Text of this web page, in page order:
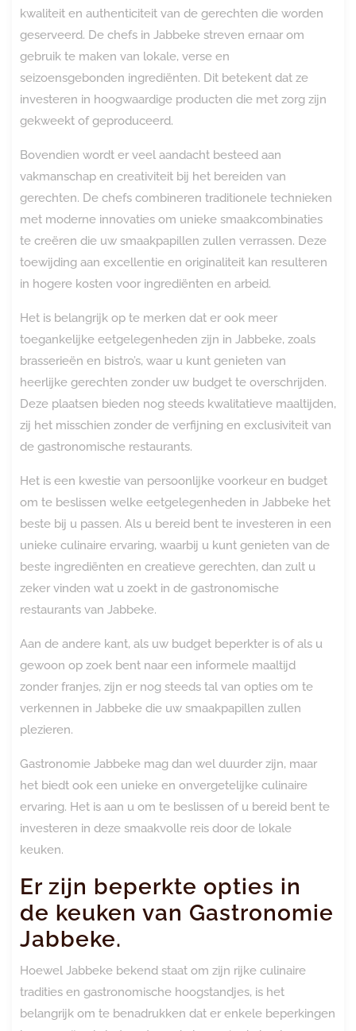
kwaliteit en authenticiteit van de gerechten die worden
geserveerd. De chefs in Jabbeke streven ernaar om
gebruik te maken van lokale, verse en
seizoensgebonden ingrediënten. Dit betekent dat ze
investeren in hoogwaardige producten die met zorg zijn
gekweekt of geproduceerd.
Bovendien wordt er veel aandacht besteed aan
vakmanschap en creativiteit bij het bereiden van
gerechten. De chefs combineren traditionele technieken
met moderne innovaties om unieke smaakcombinaties
te creëren die uw smaakpapillen zullen verrassen. Deze
toewijding aan excellentie en originaliteit kan resulteren
in hogere kosten voor ingrediënten en arbeid.
Het is belangrijk op te merken dat er ook meer
toegankelijke eetgelegenheden zijn in Jabbeke, zoals
brasserieën en bistro’s, waar u kunt genieten van
heerlijke gerechten zonder uw budget te overschrijden.
Deze plaatsen bieden nog steeds kwalitatieve maaltijden,
zij het misschien zonder de verfijning en exclusiviteit van
de gastronomische restaurants.
Het is een kwestie van persoonlijke voorkeur en budget
om te beslissen welke eetgelegenheden in Jabbeke het
beste bij u passen. Als u bereid bent te investeren in een
unieke culinaire ervaring, waarbij u kunt genieten van de
beste ingrediënten en creatieve gerechten, dan zult u
zeker vinden wat u zoekt in de gastronomische
restaurants van Jabbeke.
Aan de andere kant, als uw budget beperkter is of als u
gewoon op zoek bent naar een informele maaltijd
zonder franjes, zijn er nog steeds tal van opties om te
verkennen in Jabbeke die uw smaakpapillen zullen
plezieren.
Gastronomie Jabbeke mag dan wel duurder zijn, maar
het biedt ook een unieke en onvergetelijke culinaire
ervaring. Het is aan u om te beslissen of u bereid bent te
investeren in deze smaakvolle reis door de lokale
keuken.
Er zijn beperkte opties in
de keuken van Gastronomie
Jabbeke.
Hoewel Jabbeke bekend staat om zijn rijke culinaire
tradities en gastronomische hoogstandjes, is het
belangrijk om te benadrukken dat er enkele beperkingen